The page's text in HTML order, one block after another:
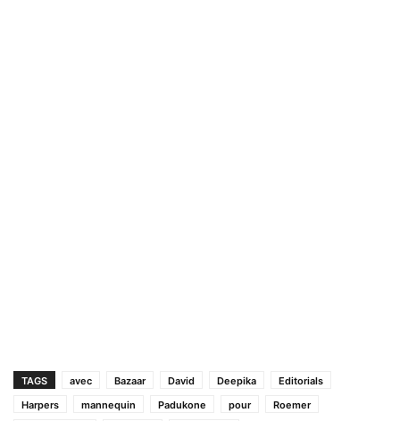
TAGS avec Bazaar David Deepika
Editorials
Harpers
mannequin Padukone pour
Roemer